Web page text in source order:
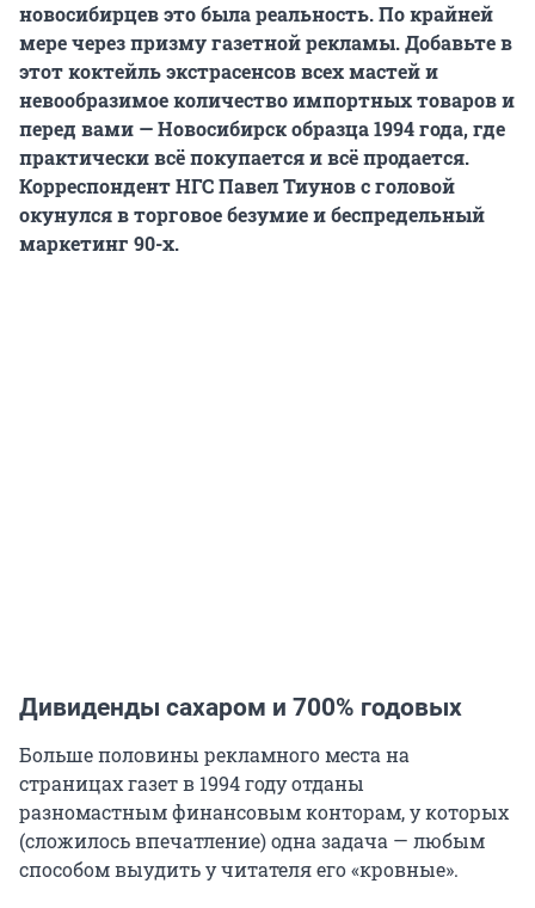
новосибирцев это была реальность. По крайней
мере через призму газетной рекламы. Добавьте в
этот коктейль экстрасенсов всех мастей и
невообразимое количество импортных товаров и
перед вами — Новосибирск образца 1994 года, где
практически всё покупается и всё продается.
Корреспондент НГС Павел Тиунов с головой
окунулся в торговое безумие и беспредельный
маркетинг 90-х.
Дивиденды сахаром и 700% годовых
Больше половины рекламного места на
страницах газет в 1994 году отданы
разномастным финансовым конторам, у которых
(сложилось впечатление) одна задача — любым
способом выудить у читателя его «кровные».